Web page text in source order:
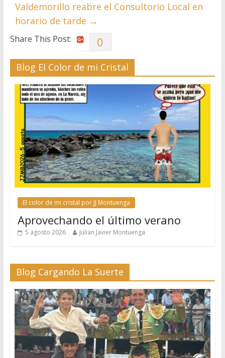
Valdemorillo reabre el Consultorio Local en
horario de tarde →
Share This Post: 0
Blog El Color de mi Cristal
El color de mi cristal por JJ Montuenga
Aprovechando el último verano
5 agosto 2026 Julian Javier Montuenga
Blog Cargando La Suerte